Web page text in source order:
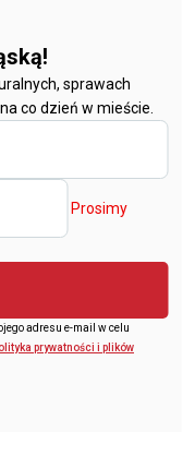
sprawach
co dzień w mieście.
Prosimy
adresu e-mail w celu
prywatności i plików